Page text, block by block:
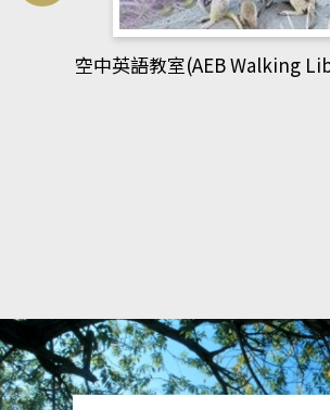
網管人(kono平台)